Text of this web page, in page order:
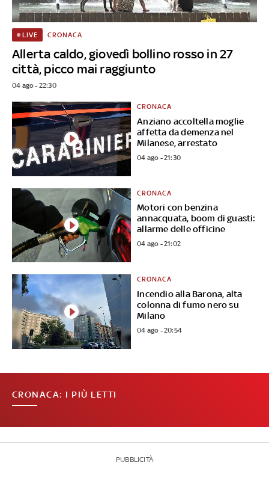
Allerta caldo, giovedì bollino rosso in 27
città, picco mai raggiunto
LIVE CRONACA
04 ago - 22:30
Anziano accoltella moglie
affetta da demenza nel
Milanese, arrestato
CRONACA
04 ago - 21:30
Motori con benzina
annacquata, boom di guasti:
allarme delle officine
CRONACA
04 ago - 21:02
Incendio alla Barona, alta
colonna di fumo nero su
Milano
CRONACA
04 ago - 20:54
CRONACA: I PIÙ LETTI
PUBBLICITÀ